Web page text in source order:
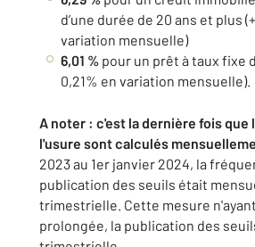
d’une durée de 20 ans et plus
variation mensuelle)
6,01 % pour un prêt à taux fixe
0,21% en variation mensuelle).
A noter : c'est la dernière fois que
l'usure sont calculés
2023 au 1er janvier 2024, la
publication des seuils était
trimestrielle. Cette mesure
prolongée, la publication des